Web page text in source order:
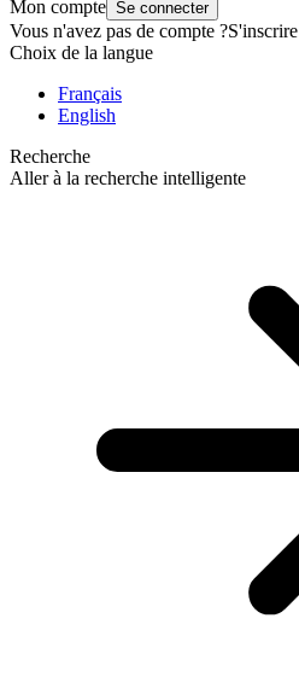
Mon compte Se connecter
Vous n'avez pas de compte ?S'inscrire
Choix de la langue
Français
English
Recherche
Aller à la recherche intelligente